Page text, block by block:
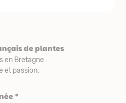
de plantes
en Bretagne
et passion.
*